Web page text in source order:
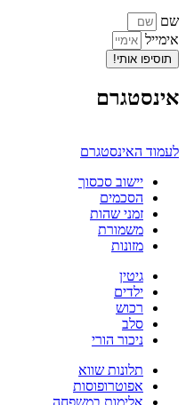
שם
אימייל
תוסיפו אותי!
אינסטגרם
לעמוד האינסטגרם
יישוב סכסוך
הסכמים
זמני שהות
משמורת
מזונות
גיטין
ילדים
רכוש
סלב
ניכור הורי
תלונות שווא
אפוטרופוסות
אלימות במשפחה